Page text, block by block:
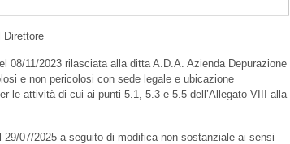
Il Direttore
08/11/2023 rilasciata alla ditta A.D.A. Azienda Depurazione
e non pericolosi con sede legale e ubicazione
le attività di cui ai punti 5.1, 5.3 e 5.5 dell’Allegato VIII alla
07/2025 a seguito di modifica non sostanziale ai sensi